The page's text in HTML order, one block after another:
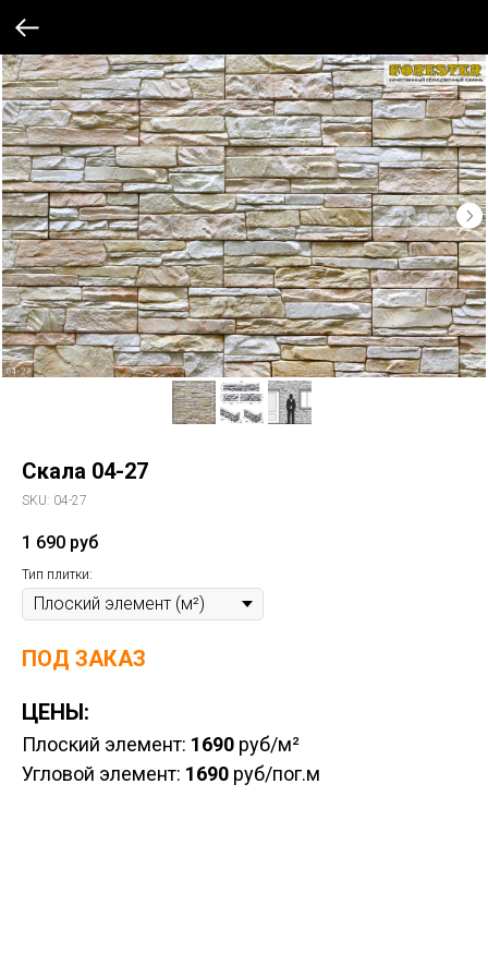
Скала 04-27
SKU: 04-27
1 690 руб
Тип плитки:
ПОД ЗАКАЗ
ЦЕНЫ:
Плоский элемент: 1690 руб/м²
Угловой элемент: 1690 руб/пог.м